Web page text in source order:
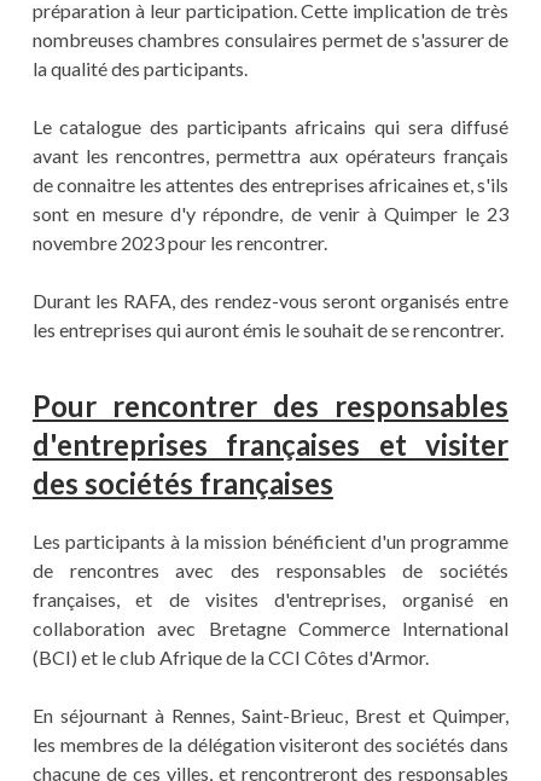
préparation à leur participation. Cette implication de très
nombreuses chambres consulaires permet de s'assurer de
la qualité des participants.
Le catalogue des participants africains qui sera diffusé
avant les rencontres, permettra aux opérateurs français
de connaitre les attentes des entreprises africaines et, s'ils
sont en mesure d'y répondre, de venir à Quimper le 23
novembre 2023 pour les rencontrer.
Durant les RAFA, des rendez-vous seront organisés entre
les entreprises qui auront émis le souhait de se rencontrer.
Pour rencontrer des responsables
d'entreprises françaises et visiter
des sociétés françaises
Les participants à la mission bénéficient d'un programme
de rencontres avec des responsables de sociétés
françaises, et de visites d'entreprises, organisé en
collaboration avec Bretagne Commerce International
(BCI) et le club Afrique de la CCI Côtes d'Armor.
En séjournant à Rennes, Saint-Brieuc, Brest et Quimper,
les membres de la délégation visiteront des sociétés dans
chacune de ces villes, et rencontreront des responsables